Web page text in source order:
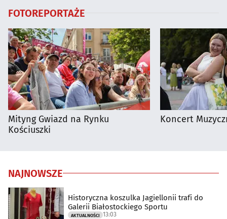
FOTOREPORTAŻE
Mityng Gwiazd na Rynku
Kościuszki
Koncert
NAJNOWSZE
Historyczna koszulka Jagiellonii trafi do
Galerii Białostockiego Sportu
AKTUALNOŚCI 13:03